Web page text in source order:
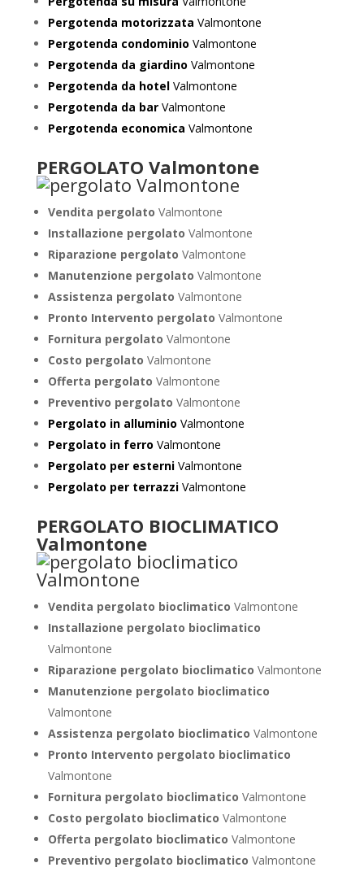
Pergotenda motorizzata Valmontone
Pergotenda condominio Valmontone
Pergotenda da giardino Valmontone
Pergotenda da hotelValmontone
Pergotenda da barValmontone
Pergotenda economica Valmontone
PERGOLATO Valmontone
Vendita pergolato Valmontone
Installazione pergolato Valmontone
Riparazione pergolato Valmontone
Manutenzione pergolato Valmontone
Assistenza pergolato Valmontone
Pronto Intervento pergolato Valmontone
Fornitura pergolato Valmontone
Costo pergolato Valmontone
Offerta pergolato Valmontone
Preventivo pergolato Valmontone
Pergolato in alluminio Valmontone
Pergolato in ferro Valmontone
Pergolato per esterniValmontone
Pergolato per terrazziValmontone
PERGOLATO BIOCLIMATICO
Valmontone
Vendita pergolato bioclimatico Valmontone
Installazione pergolato bioclimatico
Valmontone
Riparazione pergolato bioclimatico Valmontone
Manutenzione pergolato bioclimatico
Valmontone
Assistenza pergolato bioclimatico Valmontone
Pronto Intervento pergolato bioclimatico
Valmontone
Fornitura pergolato bioclimatico Valmontone
Costo pergolato bioclimatico Valmontone
Offerta pergolato bioclimatico Valmontone
Preventivo pergolato bioclimatico Valmontone